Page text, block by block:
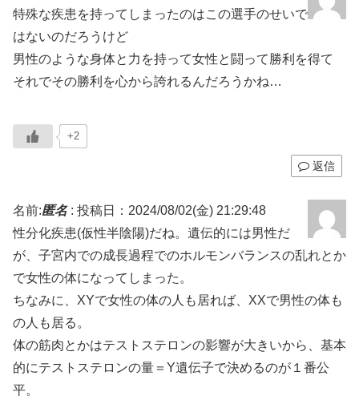
特殊な疾患を持ってしまったのはこの選手のせいで
はないのだろうけど
男性のような身体と力を持って女性と闘って勝利を得て
それでその勝利を心から誇れるんだろうかね…
+2
返信
名前:匿名: 投稿日：2024/08/02(金) 21:29:48
性分化疾患(仮性半陰陽)だね。遺伝的には男性だ
が、子宮内での成長過程でのホルモンバランスの乱れとか
で女性の体になってしまった。
ちなみに、XYで女性の体の人も居れば、XXで男性の体も
の人も居る。
体の筋肉とかはテストステロンの影響が大きいから、基本
的にテストステロンの量＝Y遺伝子で決めるのが１番公
平。